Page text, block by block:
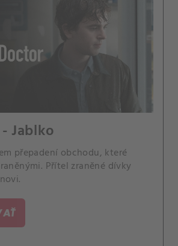
Jablko
přepadení obchodu, které
Přítel zraněné dívky